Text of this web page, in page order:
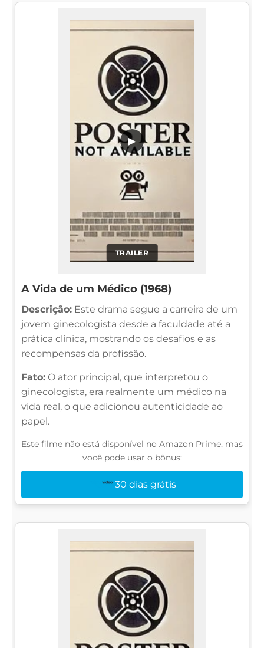
TRAILER
▶
A Vida de um Médico (1968)
Descrição: Este drama segue a carreira de um
jovem ginecologista desde a faculdade até a
prática clínica, mostrando os desafios e as
recompensas da profissão.
Fato: O ator principal, que interpretou o
ginecologista, era realmente um médico na
vida real, o que adicionou autenticidade ao
papel.
Este filme não está disponível no Amazon Prime, mas
você pode usar o bônus:
30 dias grátis